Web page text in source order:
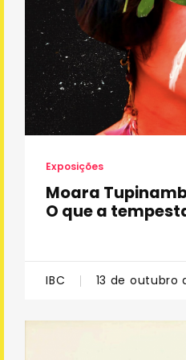
Exposições
Moara
O que a
IBC 13 de outubro